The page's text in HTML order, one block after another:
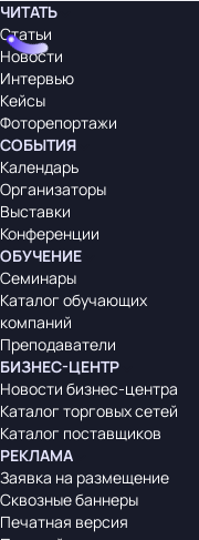
ЧИТАТЬ
Статьи
Новости
Интервью
Кейсы
Фоторепортажи
СОБЫТИЯ
Календарь
Организаторы
Выставки
Конференции
ОБУЧЕНИЕ
Семинары
Каталог обучающих
компаний
Преподаватели
БИЗНЕС-ЦЕНТР
Новости бизнес-центра
Каталог торговых сетей
Каталог поставщиков
РЕКЛАМА
Заявка на размещение
Сквозные баннеры
Печатная версия